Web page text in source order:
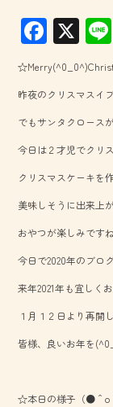
F
ac
e
b
o
ok
X
昨夜のクリスマスイ
でもサンタクロース
今日は２才児でクリ
クリスマスケーキを
美味しそうに出来上
おやつが楽しみです
今日で2020年のブロ
来年2021年も宜しく
１月１２日より再開
皆様、良いお年を
☆本日の様子（●＾o